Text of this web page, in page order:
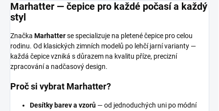
Marhatter — čepice pro každé počasí a každý
styl
Značka Marhatterse specializuje na pletené čepice pro celou
rodinu. Od klasických zimních modelů po lehčí jarní varianty —
každá čepice vzniká s důrazem na kvalitu příze, precizní
zpracování a nadčasový design.
Proč si vybrat Marhatter?
Desítky barev a vzorů — od jednoduchých uni po módní